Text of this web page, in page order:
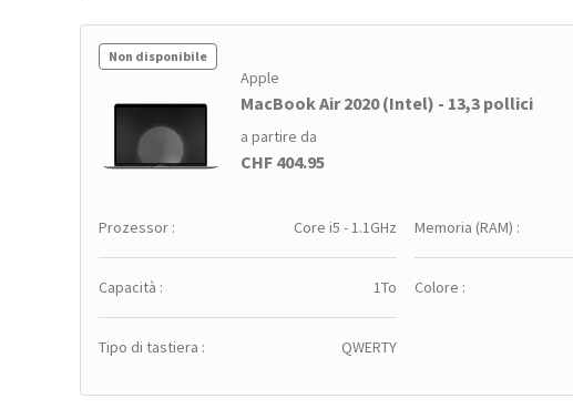
Non disponibile
Apple
MacBook Air 2020 (Intel) - 13,3 pollici
a partire da
CHF 404.95
Prozessor : Core i5 - 1.1GHz Memoria (RAM) :
Capacità : 1To Colore :
Tipo di tastiera : QWERTY